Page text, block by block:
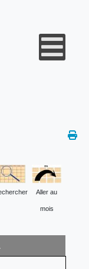
Aller au
mois